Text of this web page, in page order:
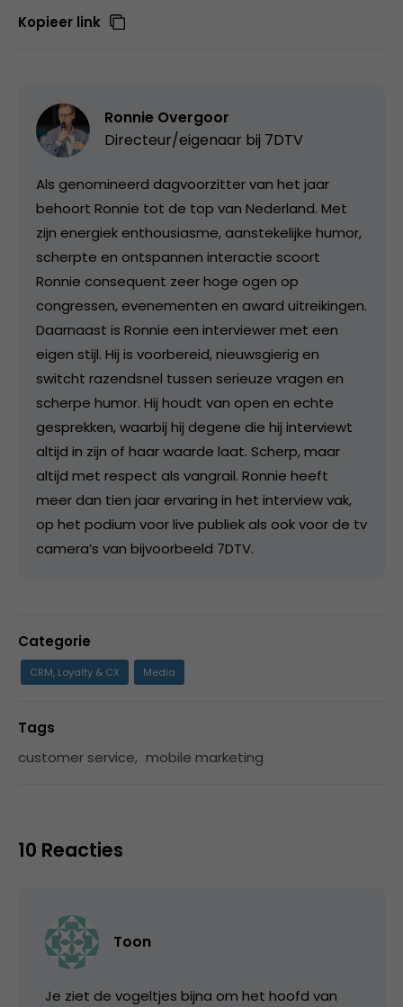
Kopieer link
Ronnie Overgoor
Directeur/eigenaar bij 7DTV
Als genomineerd dagvoorzitter van het jaar
behoort Ronnie tot de top van Nederland. Met
zijn energiek enthousiasme, aanstekelijke humor,
scherpte en ontspannen interactie scoort
Ronnie consequent zeer hoge ogen op
congressen, evenementen en award uitreikingen.
Daarnaast is Ronnie een interviewer met een
eigen stijl. Hij is voorbereid, nieuwsgierig en
switcht razendsnel tussen serieuze vragen en
scherpe humor. Hij houdt van open en echte
gesprekken, waarbij hij degene die hij interviewt
altijd in zijn of haar waarde laat. Scherp, maar
altijd met respect als vangrail. Ronnie heeft
meer dan tien jaar ervaring in het interview vak,
op het podium voor live publiek als ook voor de tv
camera’s van bijvoorbeeld 7DTV.
Categorie
CRM, Loyalty & CX Media
Tags
customer service, mobile marketing
10 Reacties
Toon
Je ziet de vogeltjes bijna om het hoofd van